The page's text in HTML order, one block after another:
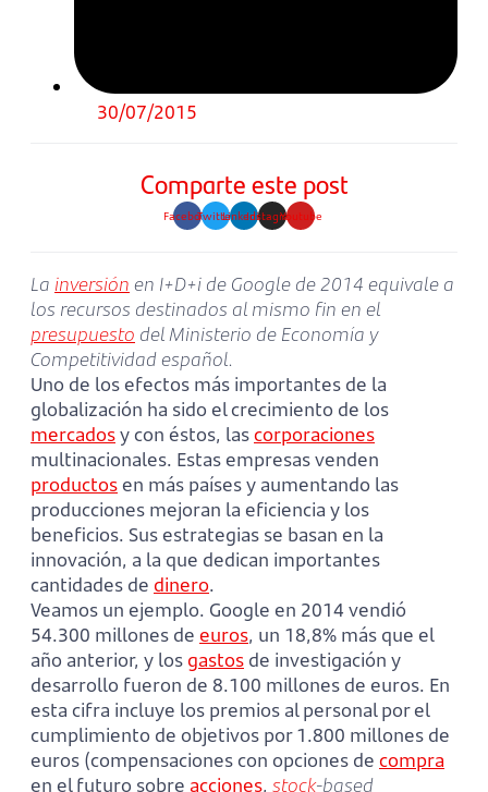
30/07/2015
Comparte este post
FacebookTwitterLinkedinInstagramYoutube
La inversión en I+D+i de Google de 2014 equivale a
los recursos destinados al mismo fin en el
presupuesto del Ministerio de Economía y
Competitividad español.
Uno de los efectos más importantes de la
globalización ha sido el crecimiento de los
mercadosy con éstos, lascorporaciones
multinacionales. Estas empresas venden
productosen más países y aumentando las
producciones mejoran la eficiencia y los
beneficios. Sus estrategias se basan en la
innovación, a la que dedican importantes
cantidades de dinero.
Veamos un ejemplo. Google en 2014 vendió
54.300 millones de euros, un 18,8% más que el
año anterior, y los gastos de investigación y
desarrollo fueron de 8.100 millones de euros. En
esta cifra incluye los premios al personal por el
cumplimiento de objetivos por 1.800 millones de
euros (compensaciones con opciones de compra
en el futuro sobre acciones, stock-based